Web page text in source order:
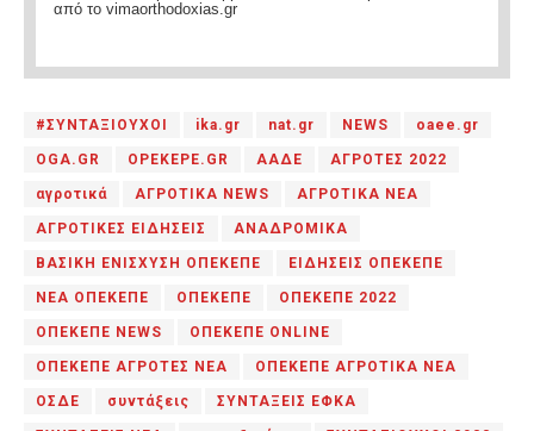
από το vimaorthodoxias.gr
#ΣΥΝΤΑΞΙΟΥΧΟΙ ika.gr nat.gr NEWS oaee.gr
OGA.GR OPEKEPE.GR ΑΑΔΕ ΑΓΡΟΤΕΣ 2022
αγροτικά ΑΓΡΟΤΙΚΑ NEWS ΑΓΡΟΤΙΚΑ ΝΕΑ
ΑΓΡΟΤΙΚΕΣ ΕΙΔΗΣΕΙΣ ΑΝΑΔΡΟΜΙΚΑ
ΒΑΣΙΚΗ ΕΝΙΣΧΥΣΗ ΟΠΕΚΕΠΕ ΕΙΔΗΣΕΙΣ ΟΠΕΚΕΠΕ
ΝΕΑ ΟΠΕΚΕΠΕ ΟΠΕΚΕΠΕ ΟΠΕΚΕΠΕ 2022
ΟΠΕΚΕΠΕ NEWS ΟΠΕΚΕΠΕ ONLINE
ΟΠΕΚΕΠΕ ΑΓΡΟΤΕΣ ΝΕΑ ΟΠΕΚΕΠΕ ΑΓΡΟΤΙΚΑ ΝΕΑ
ΟΣΔΕ συντάξεις ΣΥΝΤΑΞΕΙΣ ΕΦΚΑ